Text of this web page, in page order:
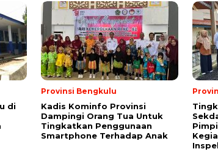
di
Provinsi Bengkulu
Kadis Kominfo Provinsi
Dampingi Orang Tua Untuk
Tingkatkan Penggunaan
Smartphone Terhadap Anak